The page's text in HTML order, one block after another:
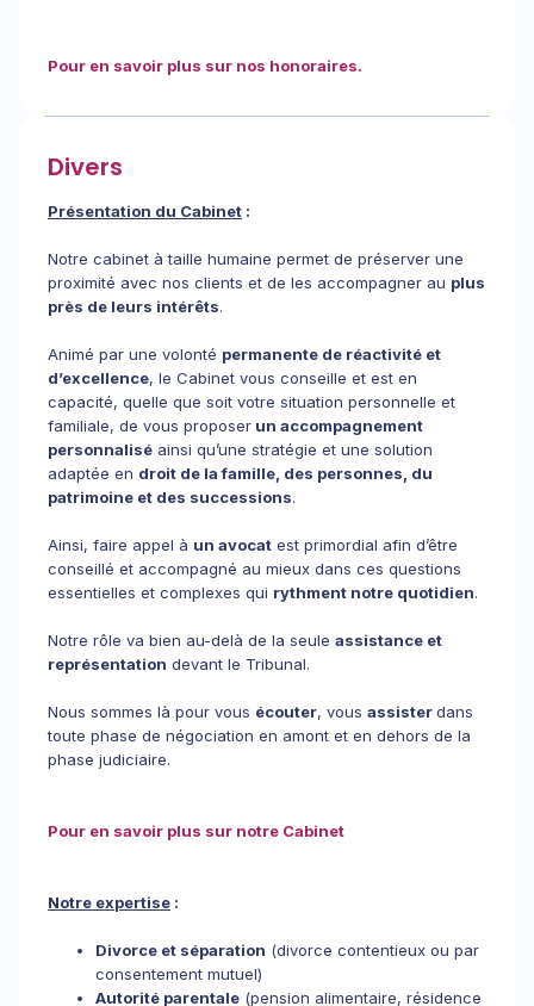
Pour en savoir plus sur nos honoraires.
Divers
Présentation du Cabinet :
Notre cabinet à taille humaine permet de préserver une
proximité avec nos clients et de les accompagner au plus
près de leurs intérêts.
Animé par une volonté permanente de réactivité et
d’excellence, le Cabinet vous conseille et est en
capacité, quelle que soit votre situation personnelle et
familiale, de vous proposer un accompagnement
personnalisé ainsi qu’une stratégie et une solution
adaptée en droit de la famille, des personnes, du
patrimoine et des successions.
Ainsi, faire appel à un avocat est primordial afin d’être
conseillé et accompagné au mieux dans ces questions
essentielles et complexes qui rythment notre quotidien.
Notre rôle va bien au-delà de la seule assistance et
représentation devant le Tribunal.
Nous sommes là pour vous écouter, vous assisterdans
toute phase de négociation en amont et en dehors de la
phase judiciaire.
Pour en savoir plus sur notre Cabinet
Notre expertise :
Divorce et séparation (divorce contentieux ou par
consentement mutuel)
Autorité parentale (pension alimentaire, résidence